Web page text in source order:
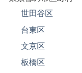
世田谷区
台東区
文京区
板橋区